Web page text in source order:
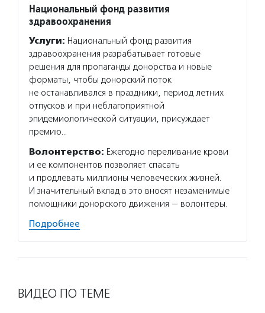
Национальный фонд развития
здравоохранения
Услуги: Национальный фонд развития
здравоохранения разрабатывает готовые
решения для пропаганды донорства и новые
форматы, чтобы донорский поток
не останавливался в праздники, период летних
отпусков и при неблагоприятной
эпидемиологической ситуации, присуждает
премию…
Волонтерство: Ежегодно переливание крови
и ее компонентов позволяет спасать
и продлевать миллионы человеческих жизней.
И значительный вклад в это вносят незаменимые
помощники донорского движения — волонтеры.
Подробнее
ВИДЕО ПО ТЕМЕ